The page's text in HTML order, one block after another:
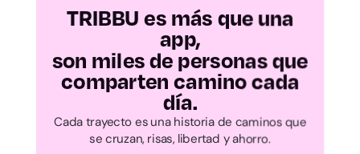
Tenerife
Cantabria
Ávila
TRIBBU es más que una
app,
son miles de personas que
comparten camino cada
día.
Cada trayecto es una historia de caminos que
se cruzan, risas, libertad y ahorro.